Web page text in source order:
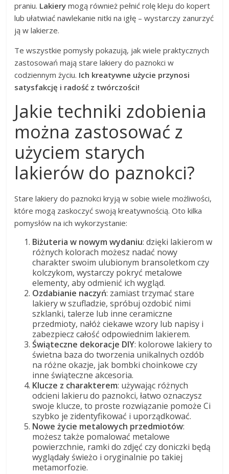
praniu. Lakiery mogą również pełnić rolę kleju do kopert
lub ułatwiać nawlekanie nitki na igłę – wystarczy zanurzyć
ją w lakierze.
Te wszystkie pomysły pokazują, jak wiele praktycznych
zastosowań mają stare lakiery do paznokci w
codziennym życiu. Ich kreatywne użycie przynosi
satysfakcję i radość z twórczości!
Jakie techniki zdobienia
można zastosować z
użyciem starych
lakierów do paznokci?
Stare lakiery do paznokci kryją w sobie wiele możliwości,
które mogą zaskoczyć swoją kreatywnością. Oto kilka
pomysłów na ich wykorzystanie:
Biżuteria w nowym wydaniu: dzięki lakierom w
różnych kolorach możesz nadać nowy
charakter swoim ulubionym bransoletkom czy
kolczykom, wystarczy pokryć metalowe
elementy, aby odmienić ich wygląd.
Ozdabianie naczyń: zamiast trzymać stare
lakiery w szufladzie, spróbuj ozdobić nimi
szklanki, talerze lub inne ceramiczne
przedmioty, nałóż ciekawe wzory lub napisy i
zabezpiecz całość odpowiednim lakierem.
Świąteczne dekoracje DIY: kolorowe lakiery to
świetna baza do tworzenia unikalnych ozdób
na różne okazje, jak bombki choinkowe czy
inne świąteczne akcesoria.
Klucze z charakterem: używając różnych
odcieni lakieru do paznokci, łatwo oznaczysz
swoje klucze, to proste rozwiązanie pomoże Ci
szybko je zidentyfikować i uporządkować.
Nowe życie metalowych przedmiotów:
możesz także pomalować metalowe
powierzchnie, ramki do zdjęć czy doniczki będą
wyglądały świeżo i oryginalnie po takiej
metamorfozie.